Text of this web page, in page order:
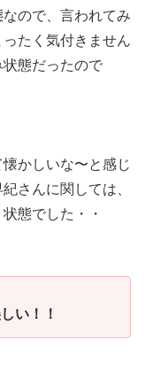
ので、言われてみ
たく気付きません
態だったので
かしいな〜と感じ
さんに関しては、
態でした・・
い！！